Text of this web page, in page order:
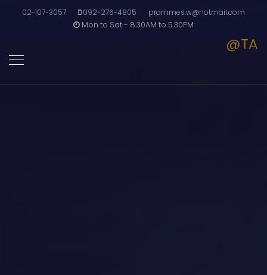
02-107-3057 092-276-4805
prommes.w@hotmail.com
Mon to Sat - 8.30AM to 5.30PM
@TA